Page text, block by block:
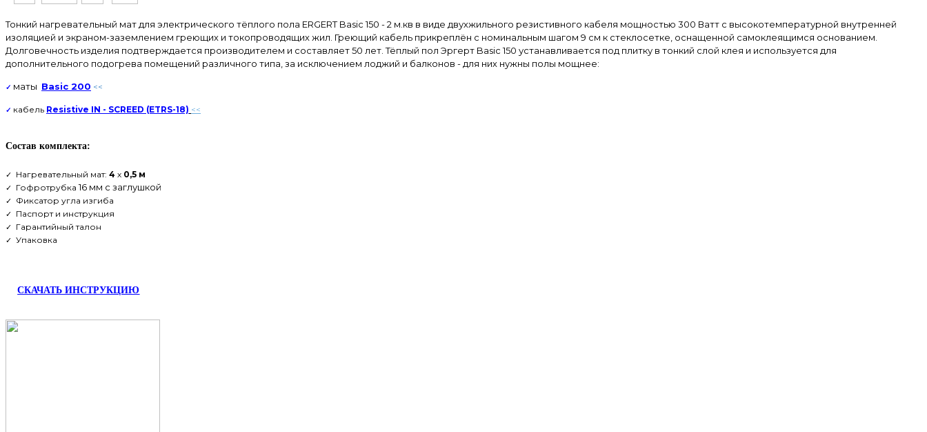
Тонкий нагревательный мат для электрического тёплого пола ERGERT Basic 150 - 2 м.кв в виде двухжильного резистивного кабеля мощностью 300 Ватт с высокотемпературной внутренней
изоляцией и экраном-заземлением греющих и токопроводящих жил. Греющий кабель прикреплён с номинальным шагом 9 см к стеклосетке, оснащенной самоклеящимся основанием.
Долговечность изделия подтверждается производителем и составляет 50 лет. Тёплый пол Эргерт Basic 150 устанавливается под плитку в тонкий слой клея и используется для
дополнительного подогрева помещений различного типа, за исключением лоджий и балконов - для них нужны полы мощнее:
✓ маты Basic 200 <<
✓ кабель Resistive IN - SCREED (ETRS-18) <<
Состав комплекта:
✓ Нагревательный мат: 4 х 0,5 м
✓ Гофротрубка16 мм с заглушкой
✓ Фиксатор угла изгиба
✓ Паспорт и инструкция
✓ Гарантийный талон
✓ Упаковка
СКАЧАТЬ ИНСТРУКЦИЮ